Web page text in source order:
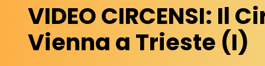
VIDEO CIRCENSI: Il
Vienna a Trieste (I)